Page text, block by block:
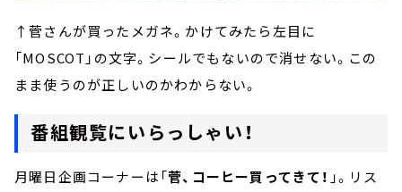
↑菅さんが買ったメガネ。かけてみたら左目に
「MOSCOT」の文字。シールでもないので消せない。この
まま使うのが正しいのかわからない。
番組観覧にいらっしゃい！
月曜日企画コーナーは「菅、コーヒー買ってきて！ 」。リス